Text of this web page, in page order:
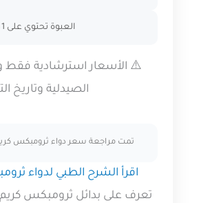
العبوة تحتوي على 1 كريم
⚠️ الأسعار استرشادية
الصيدلية وتاريخ
تمت مراجعة سعر دواء ثرومبكس كريم 40 جم في 4-8-
اقرأ الشرح الطبي لدواء